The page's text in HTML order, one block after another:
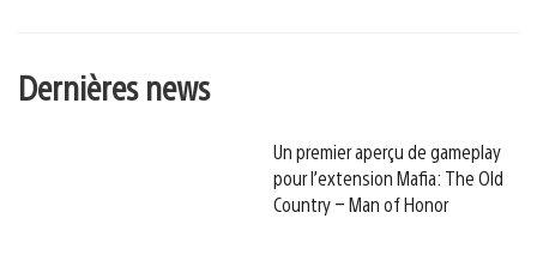
Dernières news
Un premier aperçu de gameplay
pour l’extension Mafia: The Old
Country – Man of Honor